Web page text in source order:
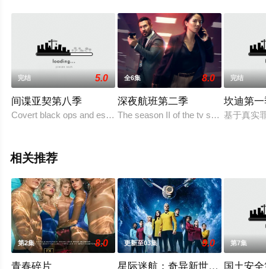
已揭晓（完结），手机免费观看高清未删减完整版电视剧
全集就来星辰影视，更多相关信息可移步至豆瓣电视剧、
电视猫或剧情网等平台了解。
完结 5.0
间谍亚契第八季
Covert black ops and espionage take a back seat to zany per
全6集 8.0
深夜航班第二季
The season II of the tv series RED
完结
坎迪第
基于真实
相关推荐
第2集 8.0
青春碎片
更新至03集 9.0
星际迷航：奇异新世界 第四季
第7集
国土安